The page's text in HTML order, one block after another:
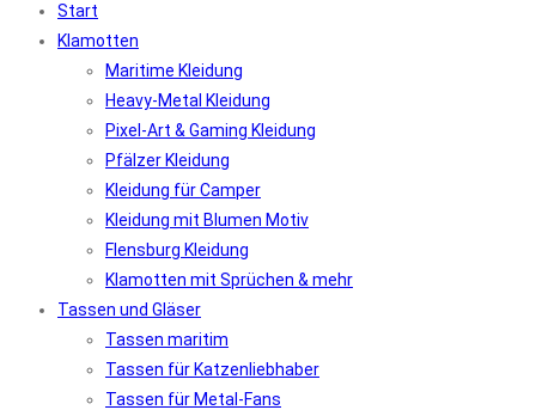
Start
Klamotten
Maritime Kleidung
Heavy-Metal Kleidung
Pixel-Art & Gaming Kleidung
Pfälzer Kleidung
Kleidung für Camper
Kleidung mit Blumen Motiv
Flensburg Kleidung
Klamotten mit Sprüchen & mehr
Tassen und Gläser
Tassen maritim
Tassen für Katzenliebhaber
Tassen für Metal-Fans